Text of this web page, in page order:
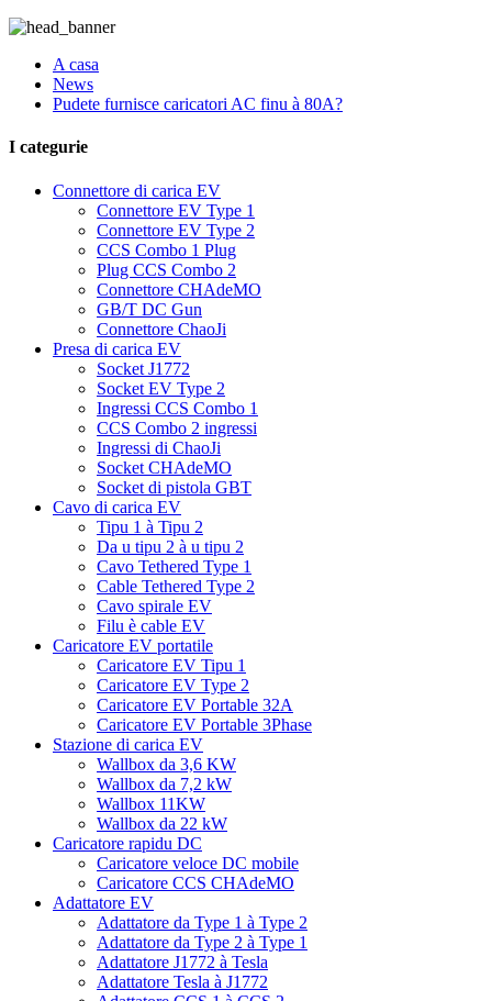
A casa
News
Pudete furnisce caricatori AC finu à 80A?
I categurie
Connettore di carica EV
Connettore EV Type 1
Connettore EV Type 2
CCS Combo 1 Plug
Plug CCS Combo 2
Connettore CHAdeMO
GB/T DC Gun
Connettore ChaoJi
Presa di carica EV
Socket J1772
Socket EV Type 2
Ingressi CCS Combo 1
CCS Combo 2 ingressi
Ingressi di ChaoJi
Socket CHAdeMO
Socket di pistola GBT
Cavo di carica EV
Tipu 1 à Tipu 2
Da u tipu 2 à u tipu 2
Cavo Tethered Type 1
Cable Tethered Type 2
Cavo spirale EV
Filu è cable EV
Caricatore EV portatile
Caricatore EV Tipu 1
Caricatore EV Type 2
Caricatore EV Portable 32A
Caricatore EV Portable 3Phase
Stazione di carica EV
Wallbox da 3,6 KW
Wallbox da 7,2 kW
Wallbox 11KW
Wallbox da 22 kW
Caricatore rapidu DC
Caricatore veloce DC mobile
Caricatore CCS CHAdeMO
Adattatore EV
Adattatore da Type 1 à Type 2
Adattatore da Type 2 à Type 1
Adattatore J1772 à Tesla
Adattatore Tesla à J1772